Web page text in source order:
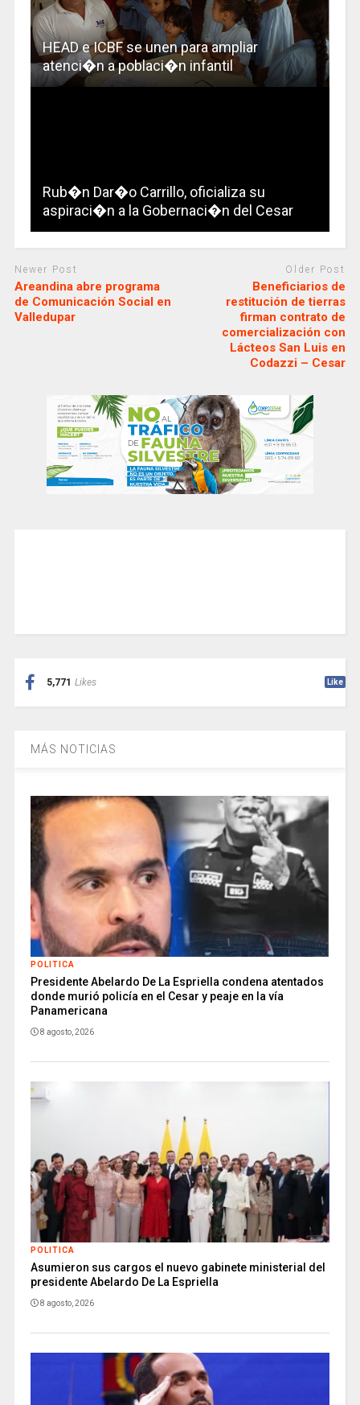
HEAD e ICBF se unen para ampliar
atenci�n a poblaci�n infantil
Rub�n Dar�o Carrillo, oficializa su
aspiraci�n a la Gobernaci�n del Cesar
Newer Post
Areandina abre programa
de Comunicación Social en
Valledupar
Older Post
Beneficiarios de
restitución de tierras
firman contrato de
comercialización con
Lácteos San Luis en
Codazzi – Cesar
5,771 Likes Like
MÁS NOTICIAS
POLITICA
Presidente Abelardo De La Espriella condena atentados
donde murió policía en el Cesar y peaje en la vía
Panamericana
8 agosto, 2026
POLITICA
Asumieron sus cargos el nuevo gabinete ministerial del
presidente Abelardo De La Espriella
8 agosto, 2026